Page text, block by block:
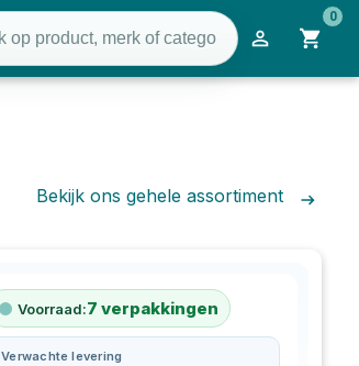
0
Bekijk ons gehele assortiment
Voorraad:7 verpakkingen
Verwachte levering